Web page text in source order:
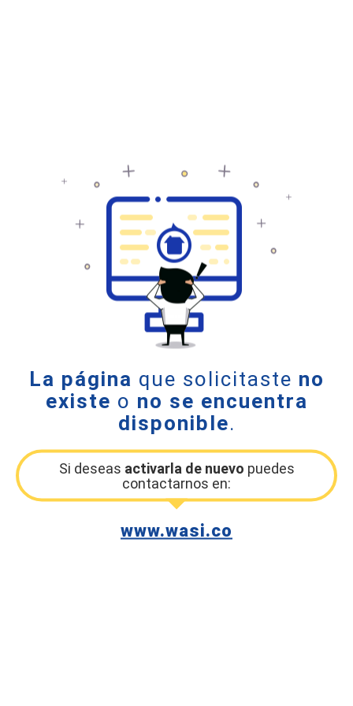
La página que solicitaste no
existe o no se encuentra
disponible.
Si deseas activarla de nuevo puedes
contactarnos en:
www.wasi.co